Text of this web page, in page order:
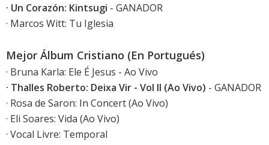
· Un Corazón: Kintsugi - GANADOR
· Marcos Witt: Tu Iglesia
Mejor Álbum Cristiano (En Portugués)
· Bruna Karla: Ele É Jesus - Ao Vivo
· Thalles Roberto: Deixa Vir - Vol II (Ao Vivo) - GANADOR
· Rosa de Saron: In Concert (Ao Vivo)
· Eli Soares: Vida (Ao Vivo)
· Vocal Livre: Temporal